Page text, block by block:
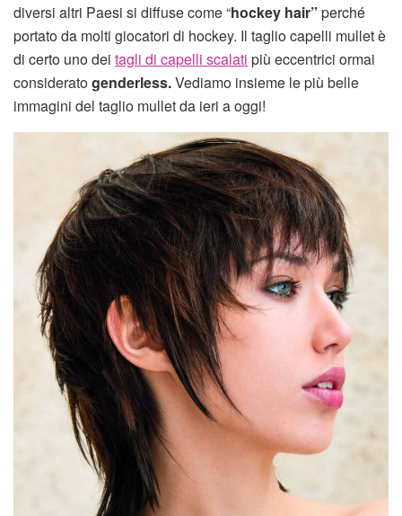
diversi altri Paesi si diffuse come “hockey hair” perché
portato da molti giocatori di hockey. Il taglio capelli mullet è
di certo uno dei tagli di capelli scalati più eccentrici ormai
consideratogenderless.Vediamo insieme le più belle
immagini del taglio mullet da ieri a oggi!